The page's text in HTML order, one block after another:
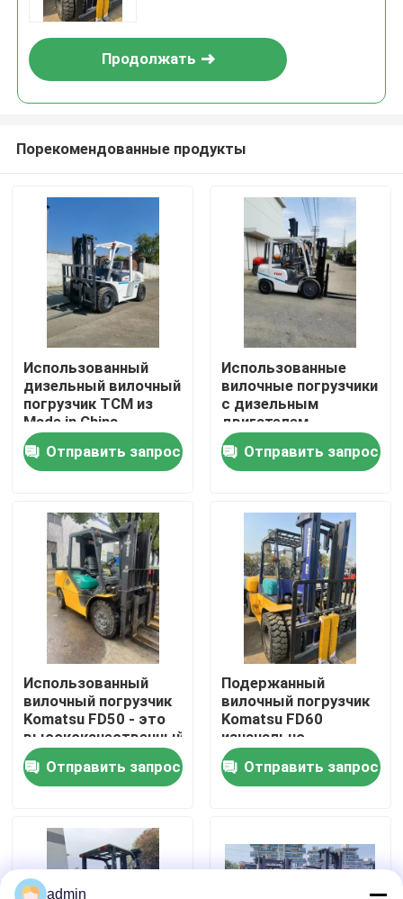
Домой
Продукты
О нас
Экскурсия по заводу
Контроль качества
Свяжитесь с нами
Запросите цитату
Дорожно-строительная техника
Использованные строительные машины
Продолжать
Порекомендованные продукты
Использованный
дизельный вилочный
погрузчик TCM из
Made in China
Отправить запрос
Использованные
вилочные погрузчики
с дизельным
двигателем
грузоподъемностью
3 тонны TCM
Отправить запрос
Использованный
вилочный погрузчик
Komatsu FD50 - это
высококачественный
вилочный погрузчик
Komatsu из Китая
Отправить запрос
Подержанный
вилочный погрузчик
Komatsu FD60
изначально
импортирован из
ЯпонииОтправить запрос
admin